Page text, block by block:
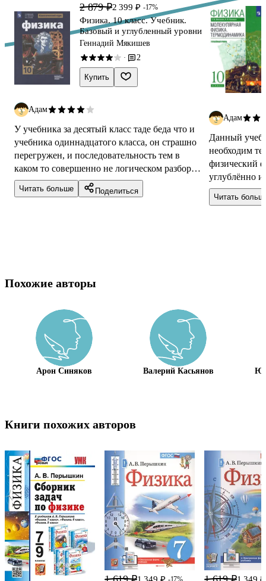
2 879 ₽2 399 ₽ -17%
Физика. 10 класс. Учебник.
Базовый и углубленный уровни
Геннадий Мякишев
· 2
Купить
Адам
У учебника за десятый класс таде беда что и
учебника одиннадцатого класса, он страшно
перегружен, и последовательность тем в
каком то совершенно не логическом разборе.
Тема электродинамики и сразу за ...
Читать больше Поделиться
Адам
Данный
необходим
физический
углублённо
физика один
р...
Читать
Похожие авторы
Арон Синяков Валерий Касьянов
Книги похожих авторов
-17%